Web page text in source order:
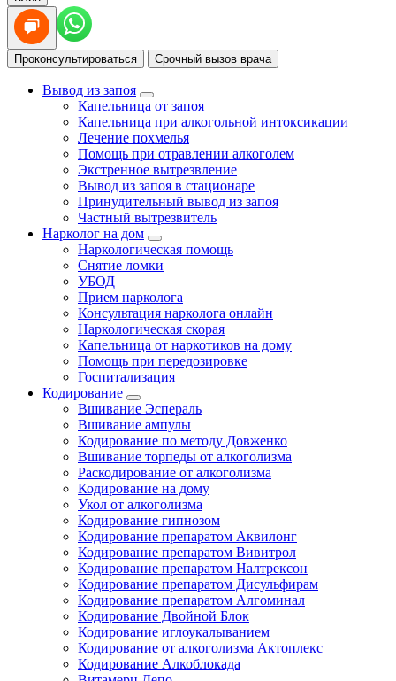
Проконсультироваться Срочный вызов врача
Вывод из запоя
Капельница от запоя
Капельница при алкогольной интоксикации
Лечение похмелья
Помощь при отравлении алкоголем
Экстренное вытрезвление
Вывод из запоя в стационаре
Принудительный вывод из запоя
Частный вытрезвитель
Нарколог на дом
Наркологическая помощь
Снятие ломки
УБОД
Прием нарколога
Консультация нарколога онлайн
Наркологическая скорая
Капельница от наркотиков на дому
Помощь при передозировке
Госпитализация
Кодирование
Вшивание Эспераль
Вшивание ампулы
Кодирование по методу Довженко
Вшивание торпеды от алкоголизма
Раскодирование от алкоголизма
Кодирование на дому
Укол от алкоголизма
Кодирование гипнозом
Кодирование препаратом Аквилонг
Кодирование препаратом Вивитрол
Кодирование препаратом Налтрексон
Кодирование препаратом Дисульфирам
Кодирование препаратом Алгоминал
Кодирование Двойной Блок
Кодирование иглоукалыванием
Кодирование от алкоголизма Актоплекс
Кодирование Алкоблокада